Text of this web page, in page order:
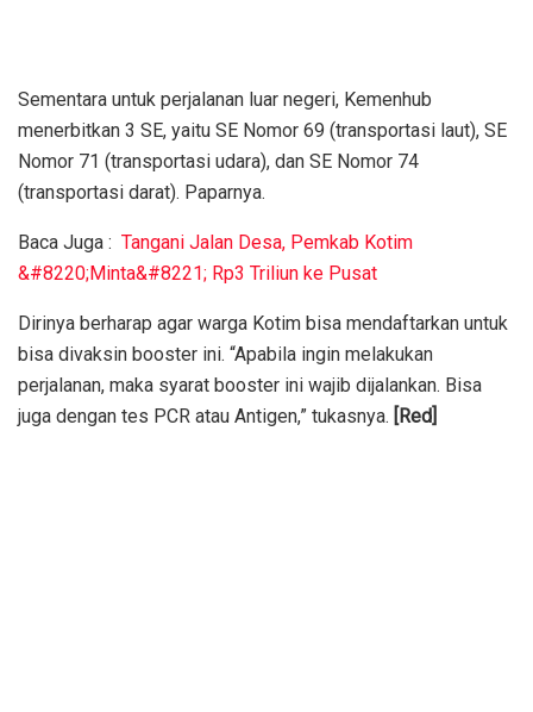
Sementara untuk perjalanan luar negeri, Kemenhub
menerbitkan 3 SE, yaitu SE Nomor 69 (transportasi laut), SE
Nomor 71 (transportasi udara), dan SE Nomor 74
(transportasi darat). Paparnya.
Baca Juga : Tangani Jalan Desa, Pemkab Kotim
&#8220;Minta&#8221; Rp3 Triliun ke Pusat
Dirinya berharap agar warga Kotim bisa mendaftarkan untuk
bisa divaksin booster ini. “Apabila ingin melakukan
perjalanan, maka syarat booster ini wajib dijalankan. Bisa
juga dengan tes PCR atau Antigen,” tukasnya. [Red]